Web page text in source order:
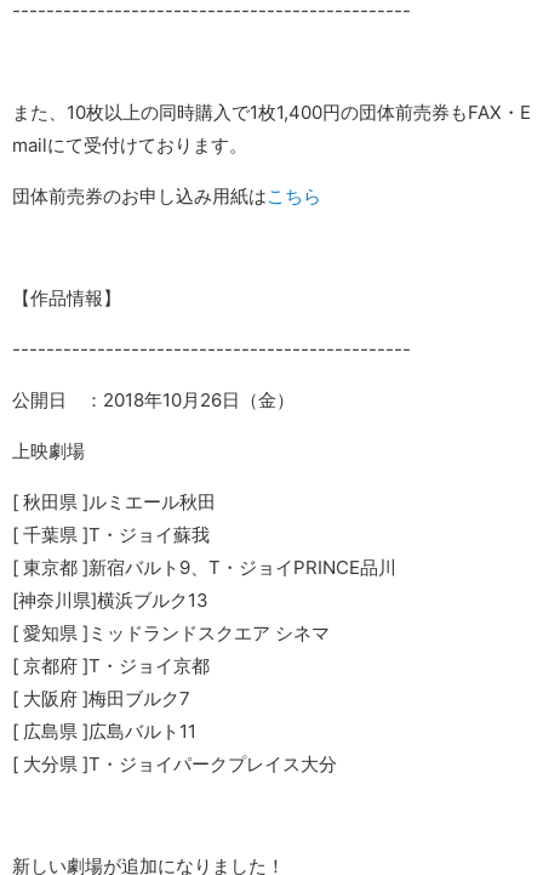
-----------------------------------------------
また、10枚以上の同時購入で1枚1,400円の団体前売券もFAX・E
mailにて受付けております。
団体前売券のお申し込み用紙はこちら
【作品情報】
-----------------------------------------------
公開日 ：2018年10月26日（金）
上映劇場
[ 秋田県 ]ルミエール秋田
[ 千葉県 ]T・ジョイ蘇我
[ 東京都 ]新宿バルト9、T・ジョイPRINCE品川
[神奈川県]横浜ブルク13
[ 愛知県 ]ミッドランドスクエア シネマ
[ 京都府 ]T・ジョイ京都
[ 大阪府 ]梅田ブルク7
[ 広島県 ]広島バルト11
[ 大分県 ]T・ジョイパークプレイス大分
新しい劇場が追加になりました！